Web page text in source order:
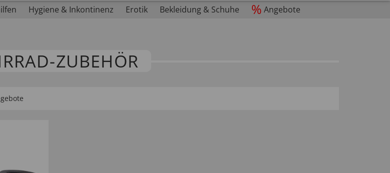
Hygiene & Inkontinenz Erotik Bekleidung & Schuhe % Angebote
ZUBEHÖR